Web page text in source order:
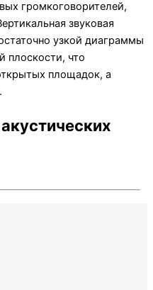
громкоговорителей,
звуковая
узкой диаграммы
плоскости, что
площадок, а